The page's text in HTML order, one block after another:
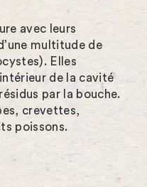
avec leurs
multitude de
Elles
de la cavité
par la bouche.
crevettes,
poissons.